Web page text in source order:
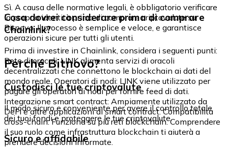
Sì. A causa delle normative legali, è obbligatorio verificare
la propria identità prima di comprare criptovalute su
Bitnovo. Il processo è semplice e veloce, e garantisce
operazioni sicure per tutti gli utenti.
Cosa dovrei considerare prima di comprare
Chainlink?
Prima di investire in Chainlink, considera i seguenti punti:
Rete di oracoli: LINK alimenta servizi di oracoli
decentralizzati che connettono le blockchain ai dati del
mondo reale. Operatori di nodi: LINK viene utilizzato per
pagare gli operatori di nodi per fornire feed di dati.
Integrazione smart contract: Ampiamente utilizzato da
DeFi e altre applicazioni di smart contract. Compatibilità
cross-chain: Funziona su più reti blockchain. Comprendere
il suo ruolo come infrastruttura blockchain ti aiuterà a
prendere decisioni informate.
Perché Bitnovo?
Custodisci le tue criptovalute
Il modo sicuro e conveniente per avere il controllo totale
dei tuoi fondi e proteggere le tue criptovalute.
Sicuro e affidabile